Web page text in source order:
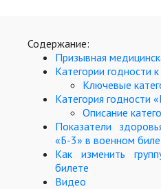
Работа и бизнес
Животные
Еда и напитки
Праздники и подарки
Кинематограф
Домашние животные
Содержание:
Призывная
Категории годности
Ключевые
Категория годности
Описание
Показатели
«Б-3» в военном
Как изменить
билете
Видео